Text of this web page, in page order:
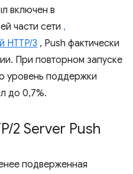
включен в
части сети ,
HTTP/3 , Push фактически
При повторном запуске
уровень поддержки
до 0,7%.
/2 Server Push
подверженная